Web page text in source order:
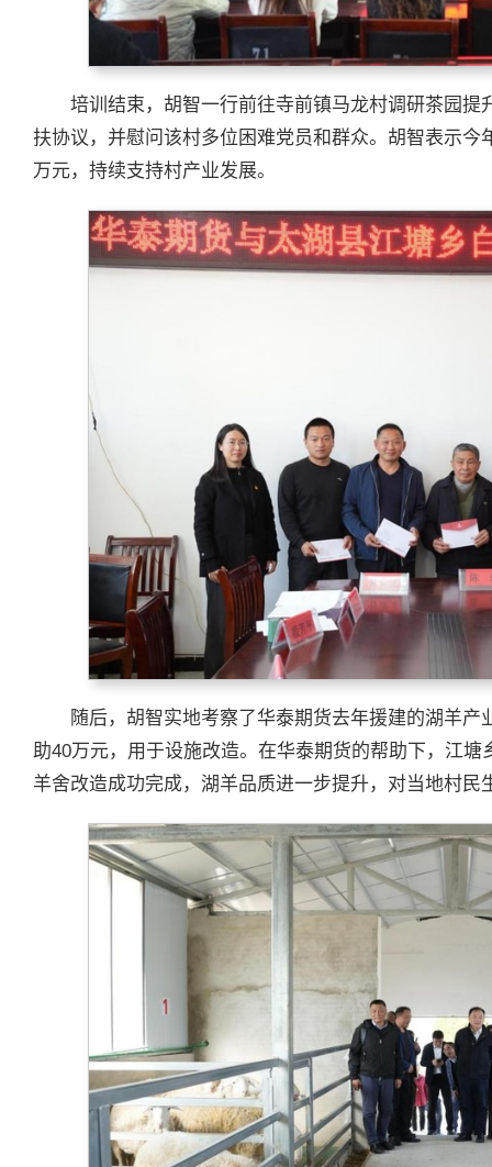
培训结束，胡智一行前往寺前镇马龙村调研茶园
扶协议，并慰问该村多位困难党员和群众。胡智表示
万元，持续支持村产业发展。
随后，胡智实地考察了华泰期货去年援建的湖羊
助40万元，用于设施改造。在华泰期货的帮助下，江
羊舍改造成功完成，湖羊品质进一步提升，对当地村民